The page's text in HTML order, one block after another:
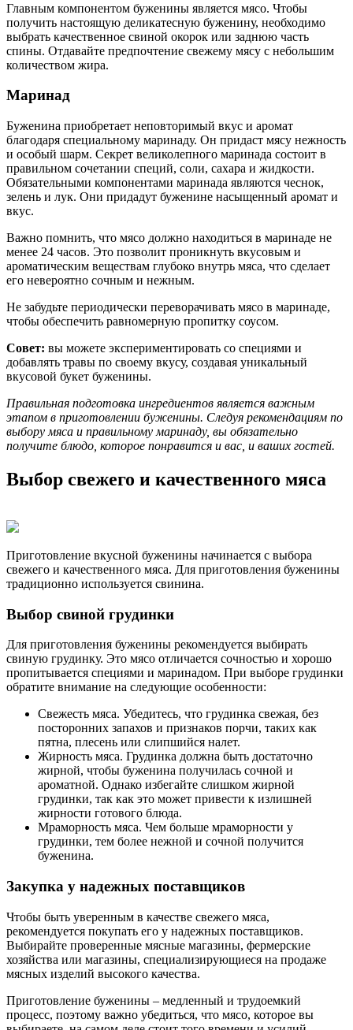
Главным компонентом буженины является мясо. Чтобы
получить настоящую деликатесную буженину, необходимо
выбрать качественное свиной окорок или заднюю часть
спины. Отдавайте предпочтение свежему мясу с небольшим
количеством жира.
Маринад
Буженина приобретает неповторимый вкус и аромат
благодаря специальному маринаду. Он придаст мясу нежность
и особый шарм. Секрет великолепного маринада состоит в
правильном сочетании специй, соли, сахара и жидкости.
Обязательными компонентами маринада являются чеснок,
зелень и лук. Они придадут буженине насыщенный аромат и
вкус.
Важно помнить, что мясо должно находиться в маринаде не
менее 24 часов. Это позволит проникнуть вкусовым и
ароматическим веществам глубоко внутрь мяса, что сделает
его невероятно сочным и нежным.
Не забудьте периодически переворачивать мясо в маринаде,
чтобы обеспечить равномерную пропитку соусом.
Совет: вы можете экспериментировать со специями и
добавлять травы по своему вкусу, создавая уникальный
вкусовой букет буженины.
Правильная подготовка ингредиентов является важным
этапом в приготовлении буженины. Следуя рекомендациям по
выбору мяса и правильному маринаду, вы обязательно
получите блюдо, которое понравится и вас, и ваших гостей.
Выбор свежего и качественного мяса
Приготовление вкусной буженины начинается с выбора
свежего и качественного мяса. Для приготовления буженины
традиционно используется свинина.
Выбор свиной грудинки
Для приготовления буженины рекомендуется выбирать
свиную грудинку. Это мясо отличается сочностью и хорошо
пропитывается специями и маринадом. При выборе грудинки
обратите внимание на следующие особенности:
Свежесть мяса. Убедитесь, что грудинка свежая, без
посторонних запахов и признаков порчи, таких как
пятна, плесень или слипшийся налет.
Жирность мяса. Грудинка должна быть достаточно
жирной, чтобы буженина получилась сочной и
ароматной. Однако избегайте слишком жирной
грудинки, так как это может привести к излишней
жирности готового блюда.
Мраморность мяса. Чем больше мраморности у
грудинки, тем более нежной и сочной получится
буженина.
Закупка у надежных поставщиков
Чтобы быть уверенным в качестве свежего мяса,
рекомендуется покупать его у надежных поставщиков.
Выбирайте проверенные мясные магазины, фермерские
хозяйства или магазины, специализирующиеся на продаже
мясных изделий высокого качества.
Приготовление буженины – медленный и трудоемкий
процесс, поэтому важно убедиться, что мясо, которое вы